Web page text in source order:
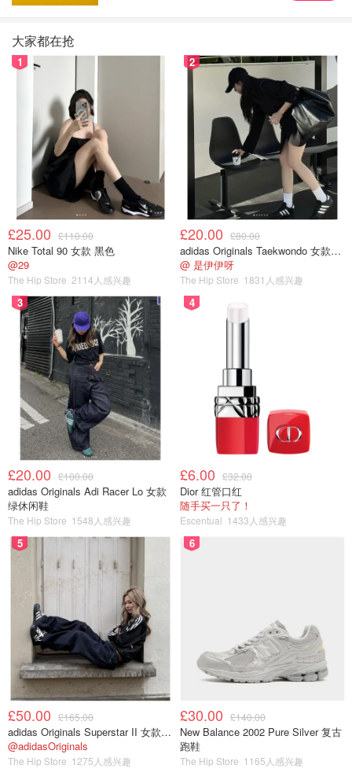
大家都在抢
1
£25.00 £110.00
Nike Total 90 女款 黑色
@29
The Hip Store 2114人感兴趣
2
£20.00 £80.00
adidas Originals Taekwondo 女款黑色运动鞋
@ 是伊伊呀
The Hip Store 1831人感兴趣
3
£20.00 £100.00
adidas Originals Adi Racer Lo 女款
绿休闲鞋
The Hip Store 1548人感兴趣
4
£6.00 £32.00
Dior 红管口红
随手买一只了！
Escentual 1433人感兴趣
5
£50.00 £165.00
adidas Originals Superstar II 女款串珠休闲鞋 黑色
@adidasOriginals
The Hip Store 1275人感兴趣
6
£30.00 £140.00
New Balance 2002 Pure Silver 复古
跑鞋
The Hip Store 1165人感兴趣